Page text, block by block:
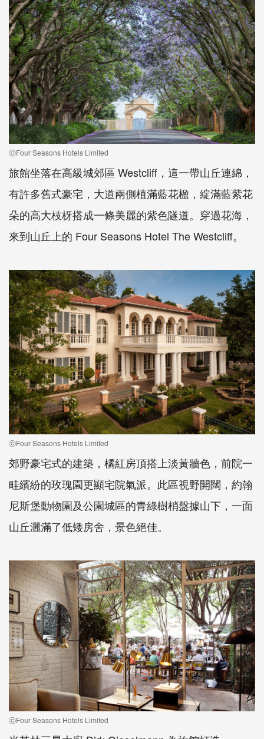
ⓒFour Seasons Hotels Limited
旅館坐落在高級城郊區 Westcliff，這一帶山丘連綿，
有許多舊式豪宅，大道兩側植滿藍花楹，綻滿藍紫花
朵的高大枝枒搭成一條美麗的紫色隧道。穿過花海，
來到山丘上的 Four Seasons Hotel The Westcliff。
ⓒFour Seasons Hotels Limited
郊野豪宅式的建築，橘紅房頂搭上淡黃牆色，前院一
畦繽紛的玫瑰園更顯宅院氣派。此區視野開闊，約翰
尼斯堡動物園及公園城區的青綠樹梢盤據山下，一面
山丘灑滿了低矮房舍，景色絕佳。
ⓒFour Seasons Hotels Limited